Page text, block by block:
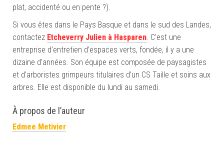
plat, accidenté ou en pente ?).
Si vous êtes dans le Pays Basque et dans le sud des Landes,
contactez Etcheverry Julien à Hasparen. C’est une
entreprise d’entretien d’espaces verts, fondée, il y a une
dizaine d’années. Son équipe est composée de paysagistes
et d’arboristes grimpeurs titulaires d’un CS Taille et soins aux
arbres. Elle est disponible du lundi au samedi.
À propos de l’auteur
Edmee Metivier